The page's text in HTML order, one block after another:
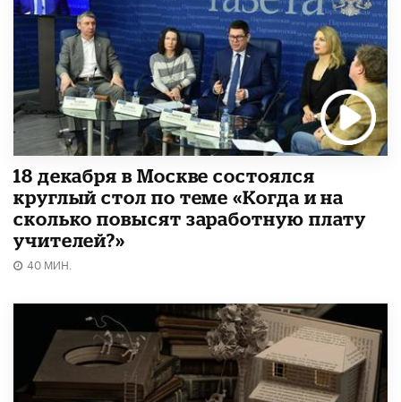
18 декабря в Москве состоялся
круглый стол по теме «Когда и на
сколько повысят заработную плату
учителей?»
40 МИН.